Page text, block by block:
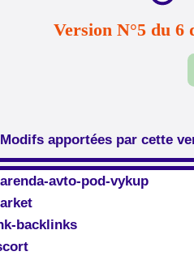
Version N°5 du 6
Modifs apportées par cette